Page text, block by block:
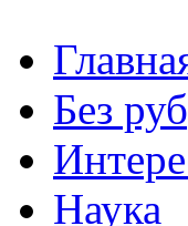
Без
Наука